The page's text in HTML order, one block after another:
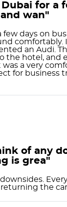
for a
wan"
few days on
comfortably.
an Audi.
the hotel, and
a very
for business
of any
is grea"
the car.